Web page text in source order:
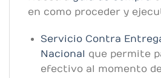
en como proceder y
Servicio Contra
Nacional
que permite
efectivo al momento